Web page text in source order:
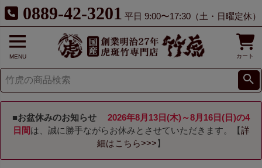
0889-42-3201 平日 9:00〜17:30（土・日曜定休）
MENU カート
■お盆休みのお知らせ
2026年8月13日(木)～8月16日(日)の4
日間は、誠に勝手ながらお休みとさせていただきます。【詳
細はこちら>>> 】